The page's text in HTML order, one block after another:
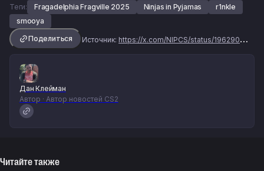
Теги: Fragadelphia Fragville 2025 Ninjas in Pyjamas
r1nkle
smooya
Поделиться
Источник: https://x.com/NIPCS/status/1962908515233603652
Дан Клейман
Автор · Автор новостей CS2
Читайте также